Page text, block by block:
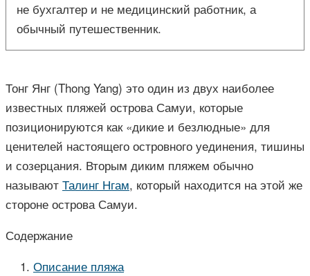
не бухгалтер и не медицинский работник, а
обычный путешественник.
Тонг Янг (Thong Yang) это один из двух наиболее
известных пляжей острова Самуи, которые
позиционируются как «дикие и безлюдные» для
ценителей настоящего островного уединения, тишины
и созерцания. Вторым диким пляжем обычно
называют Талинг Нгам, который находится на этой же
стороне острова Самуи.
Содержание
Описание пляжа